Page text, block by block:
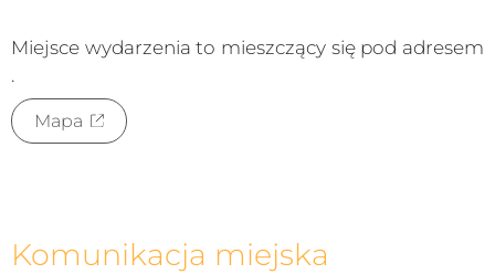
Miejsce wydarzenia to mieszczący się pod adresem
.
Mapa
Komunikacja miejska